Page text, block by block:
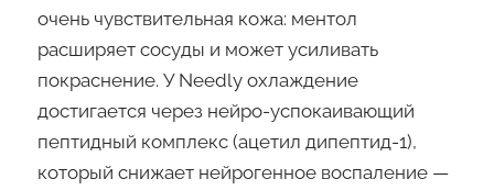
очень чувствительная кожа: ментол
расширяет сосуды и может усиливать
покраснение. У Needly охлаждение
достигается через нейро-успокаивающий
пептидный комплекс (ацетил дипептид-1),
который снижает нейрогенное воспаление —